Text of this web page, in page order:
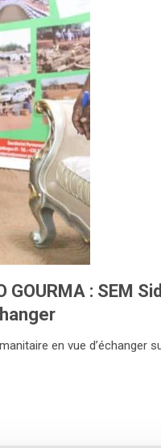
GOURMA : SEM
en vue d’échanger